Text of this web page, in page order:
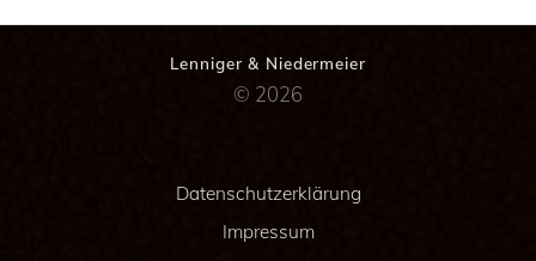
Lenniger & Niedermeier
© 2026
Datenschutzerklärung
Impressum